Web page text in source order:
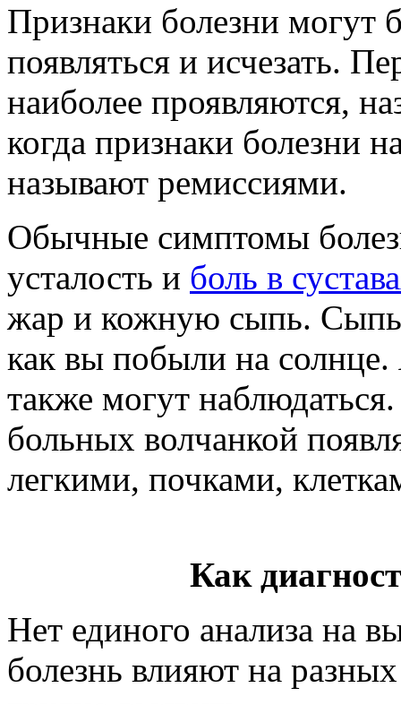
Признаки болезни могут
появляться и исчезать.
наиболее проявляются,
когда признаки болезни
называют ремиссиями.
Обычные симптомы
усталость и боль в
жар и кожную сыпь. Сыпь
как вы побыли на
также могут
больных волчанкой
легкими, почками,
Как
Нет единого анализа на
болезнь влияют на